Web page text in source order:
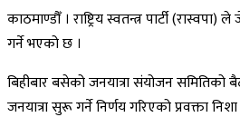
काठमाण्डौँ । राष्ट्रिय स्वतन्त्र पार्टी
गर्ने भएको छ ।
बिहीबार बसेको जनयात्रा संयोजन
जनयात्रा सुरू गर्ने निर्णय गरिएको प्रवक्ता